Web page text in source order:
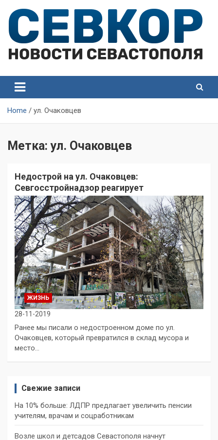
content
Севастополя
Севастополя
Home ул. Очаковцев
Метка:ул. Очаковцев
Недострой на ул. Очаковцев:
Севгосстройнадзор реагирует
ЖИЗНЬ
28-11-2019
Ранее мы писали о недостроенном доме по ул.
Очаковцев, который превратился в склад мусора и
место…
Свежие записи
На 10% больше: ЛДПР предлагает увеличить пенсии
учителям, врачам и соцработникам
Возле школ и детсадов Севастополя начнут